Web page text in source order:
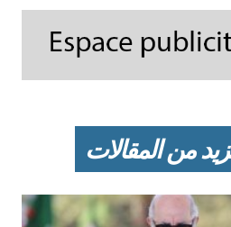
من المقالات